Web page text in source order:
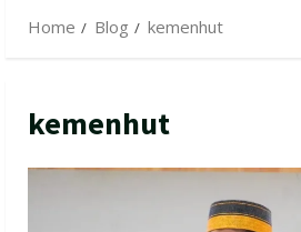
Home Blog kemenhut
kemenhut